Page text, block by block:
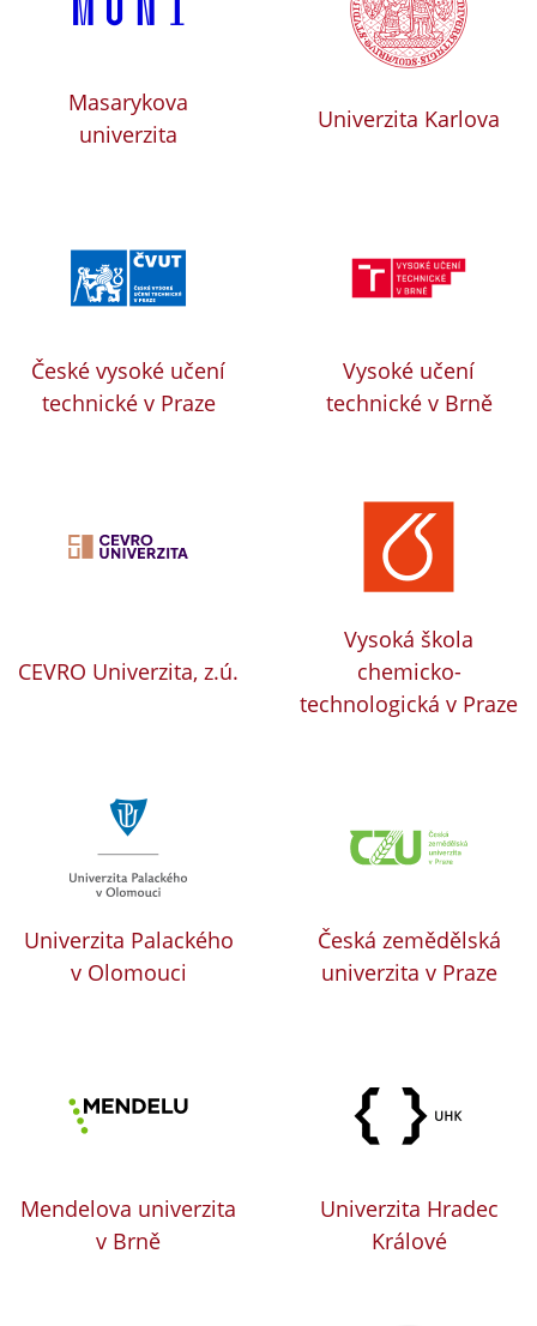
Masarykova
univerzita
Univerzita Karlova
České vysoké učení
technické v Praze
Vysoké učení
technické v Brně
CEVRO Univerzita, z.ú.
Vysoká škola
chemicko-
technologická v Praze
Univerzita Palackého
v Olomouci
Česká zemědělská
univerzita v Praze
Mendelova univerzita
v Brně
Univerzita Hradec
Králové